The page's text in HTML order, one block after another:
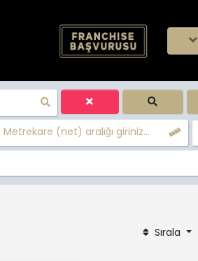
Metrekare (net) aralığı giriniz...
Sırala